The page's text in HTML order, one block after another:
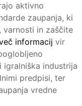
aktivno
zaupanja, ki
varnosti in zaščite
informacij vir
igralniška industrija
predpisi, ter
vredne